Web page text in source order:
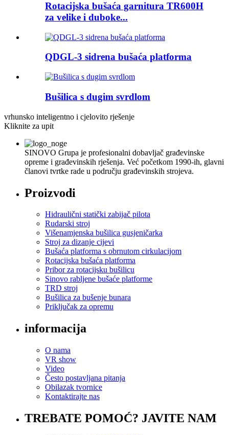
Rotacijska bušaća garnitura TR600H
za velike i duboke...
QDGL-3 sidrena bušaća platforma
Bušilica s dugim svrdlom
vrhunsko inteligentno i cjelovito rješenje
Kliknite za upit
SINOVO Grupa je profesionalni dobavljač građevinske
opreme i građevinskih rješenja. Već početkom 1990-ih, glavni
članovi tvrtke rade u području građevinskih strojeva.
Proizvodi
Hidraulični statički zabijač pilota
Rudarski stroj
Višenamjenska bušilica gusjeničarka
Stroj za dizanje cijevi
Bušaća platforma s obrnutom cirkulacijom
Rotacijska bušaća platforma
Pribor za rotacijsku bušilicu
Sinovo rabljene bušaće platforme
TRD stroj
Bušilica za bušenje bunara
Priključak za opremu
informacija
O nama
VR show
Video
Često postavljana pitanja
Obilazak tvornice
Kontaktirajte nas
TREBATE POMOĆ? JAVITE NAM